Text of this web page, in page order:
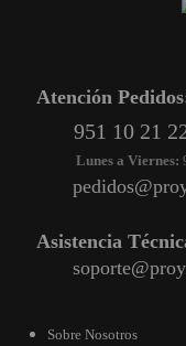
Atención
951 10 21
Lunes a Viernes:
Asistencia
Sobre Nosotros